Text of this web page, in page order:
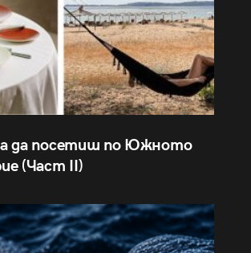
да посетиш по Южното
(Част II)